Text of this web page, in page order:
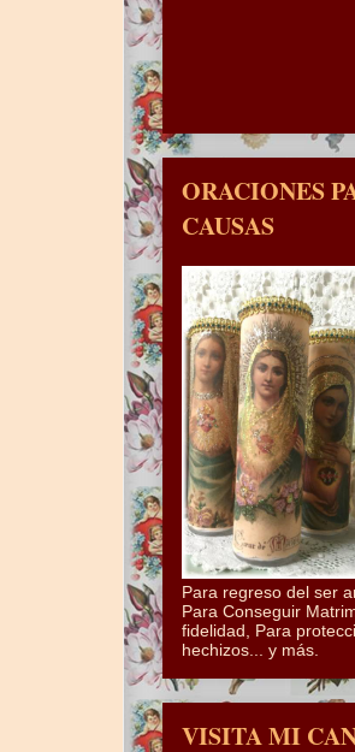
ORACIONES
CAUSAS
Para regreso del ser
Para Conseguir
fidelidad, Para
hechizos... y más.
VISITA MI